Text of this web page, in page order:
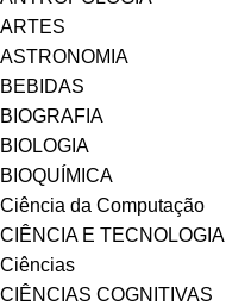
ARTES
ASTRONOMIA
BEBIDAS
BIOGRAFIA
BIOLOGIA
BIOQUÍMICA
Ciência da Computação
CIÊNCIA E TECNOLOGIA
Ciências
CIÊNCIAS COGNITIVAS